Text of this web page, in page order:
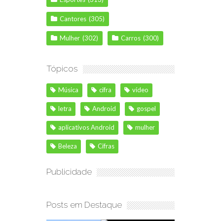
Cantores (305)
Mulher (302) Carros (300)
Tópicos
Música cifra vídeo
letra Android gospel
aplicativos Android mulher
Beleza Cifras
Publicidade
Posts em Destaque